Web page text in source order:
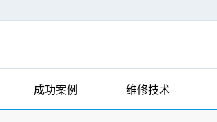
成功案例 维修技术